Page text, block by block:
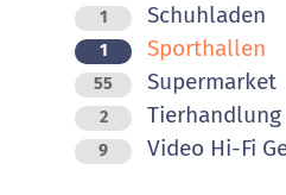
1 Schuhladen
1 Sporthallen
55 Supermarket
2 Tierhandlung
9 Video Hi-Fi